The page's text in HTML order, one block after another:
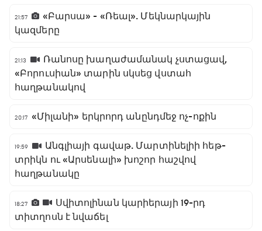
21:57
«Բարսա» - «Ռեալ». Մեկնարկային
կազմերը
21:13
Ռանոսը խաղաժամանակ չստացավ,
«Բորուսիան» տարին սկսեց վստահ
հաղթանակով
20:17 «Միլանի» երկրորդ անընդմեջ ոչ-ոքին
19:59
Անգլիայի գավաթ. Մարտինելիի հեթ-
տրիկն ու «Արսենալի» խոշոր հաշվով
հաղթանակը
18:27
Սվիտոլինան կարիերայի 19-րդ
տիտղոսն է նվաճել